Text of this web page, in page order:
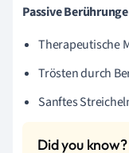
Passive
Therapeutische
Trösten durch
Sanftes